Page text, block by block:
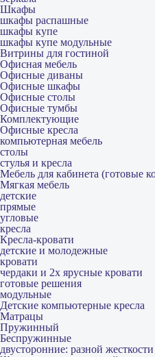
Шкафы
шкафы распашные
шкафы купе
шкафы купе модульные
Витрины для гостиной
Офисная мебель
Офисные диваны
Офисные шкафы
Офисные столы
Офисные тумбы
Комплектующие
Офисные кресла
компьютерная мебель
столы
стулья и кресла
Мебель для кабинета (готовые
Мягкая мебель
детские
прямые
угловые
кресла
Кресла-кровати
детские и молодежные
кровати
чердаки и 2х ярусные кровати
готовые решения
модульные
Детские компьютерные кресла
Матрацы
Пружинный
Беспружинные
двусторонние: разной жесткости